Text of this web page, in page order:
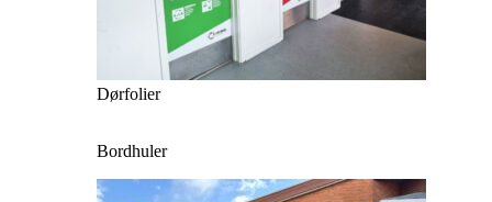
Dørfolier
Bordhuler